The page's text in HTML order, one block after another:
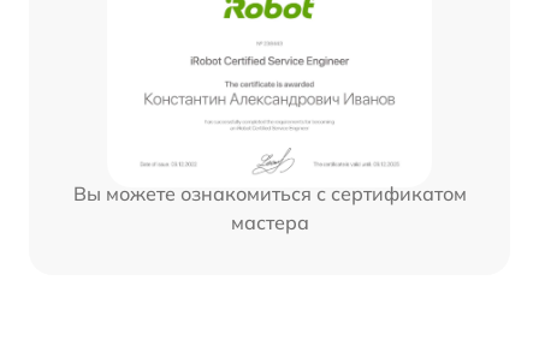
Вы можете ознакомиться с сертификатом
мастера